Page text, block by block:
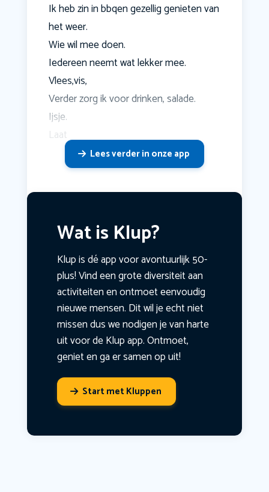
Ik heb zin in bbqen gezellig genieten van
het weer.
Wie wil mee doen.
Iedereen neemt wat lekker mee.
Vlees,vis,
Verder zorg ik voor drinken, salade.
Ijsje.
Laat
Lees verder in onze app
Wat is Klup?
Klup is dé app voor avontuurlijk 50-
plus! Vind een grote diversiteit aan
activiteiten en ontmoet eenvoudig
nieuwe mensen. Dit wil je echt niet
missen dus we nodigen je van harte
uit voor de Klup app. Ontmoet,
geniet en ga er samen op uit!
Start met Kluppen